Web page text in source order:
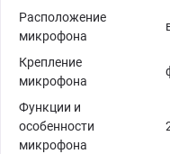
Расположение
микрофона
Крепление
микрофона
Функции и
особенности
микрофона